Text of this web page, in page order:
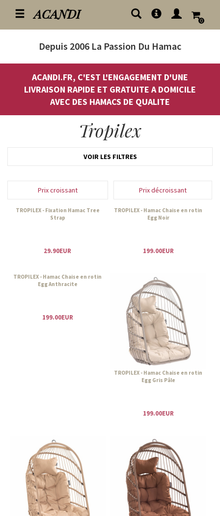
ACANDI 0
Depuis 2006 La Passion Du Hamac
ACANDI.FR, C'EST L'ENGAGEMENT D'UNE
LIVRAISON RAPIDE ET GRATUITE A DOMICILE
AVEC DES HAMACS DE QUALITE
Tropilex
VOIR LES FILTRES
Prix croissant Prix décroissant
TROPILEX - Fixation Hamac Tree
Strap
29.90EUR
TROPILEX - Hamac Chaise en rotin
Egg Noir
199.00EUR
TROPILEX - Hamac Chaise en rotin
Egg Anthracite
199.00EUR
TROPILEX - Hamac Chaise en rotin
Egg Gris Pâle
199.00EUR